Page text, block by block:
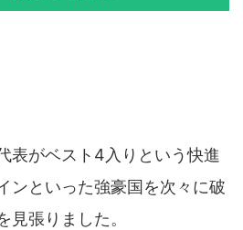
表がベスト4入りという快進
ンといった強豪国を次々に破
見張りました。